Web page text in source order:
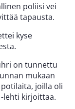
poliisi vei
tapausta.
kyse
on tunnettu
mukaan
joilla oli
lehti kirjoittaa.